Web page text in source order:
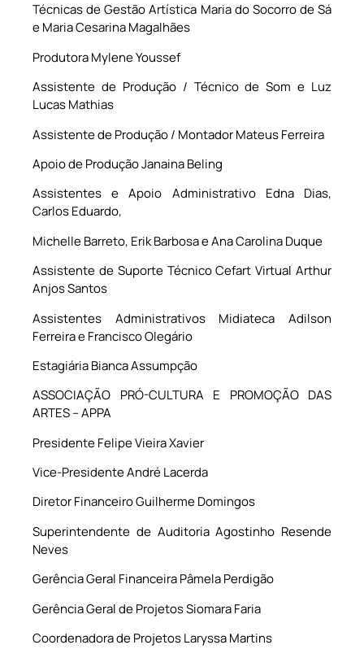
Técnicas de Gestão Artística Maria do Socorro de Sá
e Maria Cesarina Magalhães
Produtora Mylene Youssef
Assistente de Produção / Técnico de Som e Luz
Lucas Mathias
Assistente de Produção / Montador Mateus Ferreira
Apoio de Produção Janaina Beling
Assistentes e Apoio Administrativo Edna Dias,
Carlos Eduardo,
Michelle Barreto, Erik Barbosa e Ana Carolina Duque
Assistente de Suporte Técnico Cefart Virtual Arthur
Anjos Santos
Assistentes Administrativos Midiateca Adilson
Ferreira e Francisco Olegário
Estagiária Bianca Assumpção
ASSOCIAÇÃO PRÓ-CULTURA E PROMOÇÃO DAS
ARTES – APPA
Presidente Felipe Vieira Xavier
Vice-Presidente André Lacerda
Diretor Financeiro Guilherme Domingos
Superintendente de Auditoria Agostinho Resende
Neves
Gerência Geral Financeira Pâmela Perdigão
Gerência Geral de Projetos Siomara Faria
Coordenadora de Projetos Laryssa Martins